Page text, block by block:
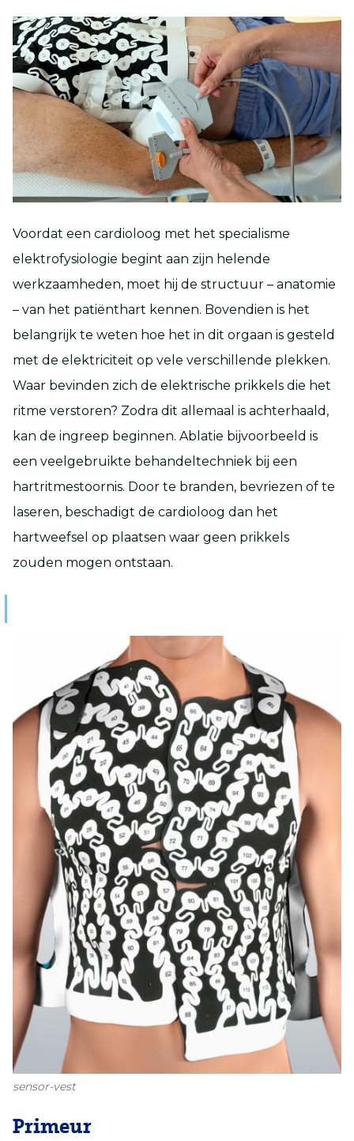
Voordat een cardioloog met het specialisme
elektrofysiologie begint aan zijn helende
werkzaamheden, moet hij de structuur – anatomie
– van het patiënthart kennen. Bovendien is het
belangrijk te weten hoe het in dit orgaan is gesteld
met de elektriciteit op vele verschillende plekken.
Waar bevinden zich de elektrische prikkels die het
ritme verstoren? Zodra dit allemaal is achterhaald,
kan de ingreep beginnen. Ablatie bijvoorbeeld is
een veelgebruikte behandeltechniek bij een
hartritmestoornis. Door te branden, bevriezen of te
laseren, beschadigt de cardioloog dan het
hartweefsel op plaatsen waar geen prikkels
zouden mogen ontstaan.
sensor-vest
Primeur